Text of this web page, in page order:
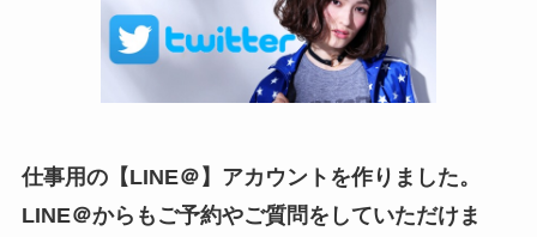
仕事用の【LINE＠】アカウントを作りました。
LINE＠からもご予約やご質問をしていただけま